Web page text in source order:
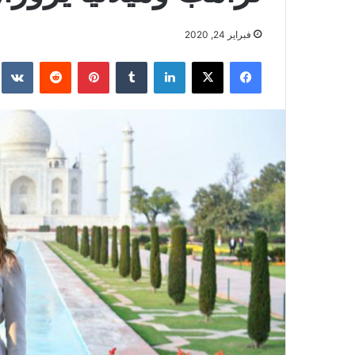
فبراير 24, 2020
فيسبوك ‫X لينكدإن بينتيريست